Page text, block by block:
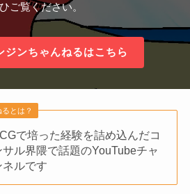
ご覧ください。
ジンちゃんねるはこちら
とは？
で培った経験を詰め込んだコ
サル界隈で話題のYouTubeチャ
ネルです